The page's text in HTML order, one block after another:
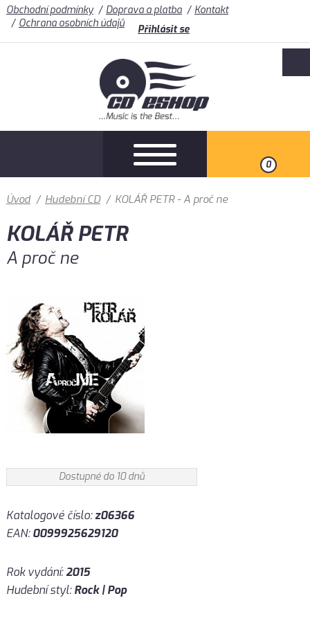
Obchodní podmínky Doprava a platba
Kontakt
Ochrana osobních údajů
Přihlásit se
0
Úvod / Hudební CD / KOLÁŘ PETR - A proč ne
KOLÁŘ PETR
A proč ne
Dostupné do 10 dnů
Katalogové číslo:z06366
EAN:0099925629120
Rok vydání:2015
Hudební styl:Rock | Pop